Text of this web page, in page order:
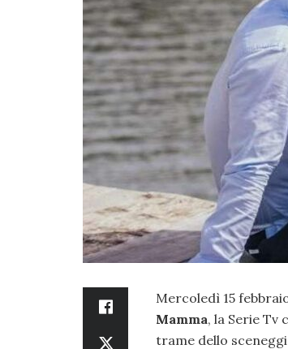
Mercoledì 15
Mamma, la Serie Tv
trame dello